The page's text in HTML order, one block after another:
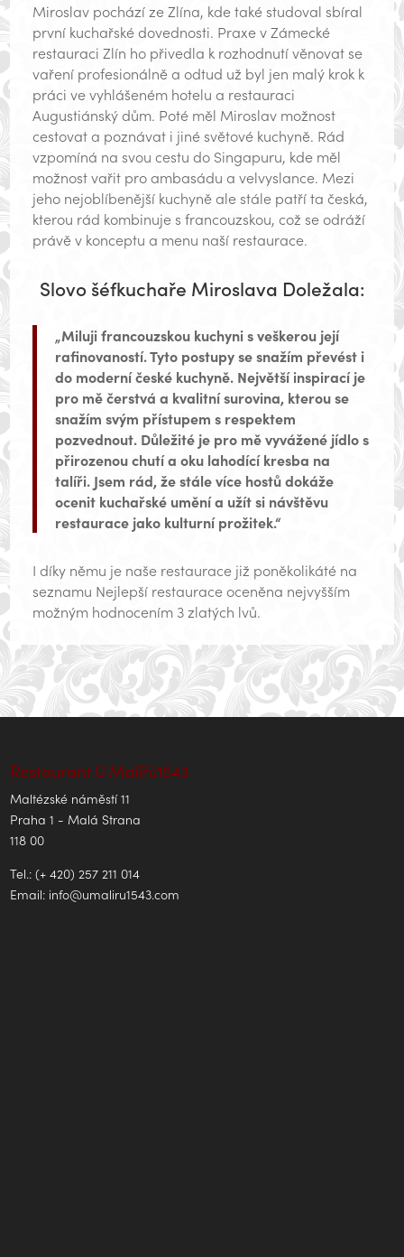
Miroslav pochází ze Zlína, kde také studoval sbíral
první kuchařské dovednosti. Praxe v Zámecké
restauraci Zlín ho přivedla k rozhodnutí věnovat se
vaření profesionálně a odtud už byl jen malý krok k
práci ve vyhlášeném hotelu a restauraci
Augustiánský dům. Poté měl Miroslav možnost
cestovat a poznávat i jiné světové kuchyně. Rád
vzpomíná na svou cestu do Singapuru, kde měl
možnost vařit pro ambasádu a velvyslance. Mezi
jeho nejoblíbenější kuchyně ale stále patří ta česká,
kterou rád kombinuje s francouzskou, což se odráží
právě v konceptu a menu naší restaurace.
Slovo šéfkuchaře Miroslava Doležala:
„Miluji francouzskou kuchyni s veškerou její
rafinovaností. Tyto postupy se snažím převést i
do moderní české kuchyně. Největší inspirací je
pro mě čerstvá a kvalitní surovina, kterou se
snažím svým přístupem s respektem
pozvednout. Důležité je pro mě vyvážené jídlo s
přirozenou chutí a oku lahodící kresba na
talíři. Jsem rád, že stále více hostů dokáže
ocenit kuchařské umění a užít si návštěvu
restaurace jako kulturní prožitek.“
I díky němu je naše restaurace již poněkolikáté na
seznamu Nejlepší restaurace oceněna nejvyšším
možným hodnocením 3 zlatých lvů.
Restaurant U Malířů1543
Maltézské náměstí 11
Praha 1 - Malá Strana
118 00
Tel.: (+ 420) 257 211 014
Email: info@umaliru1543.com